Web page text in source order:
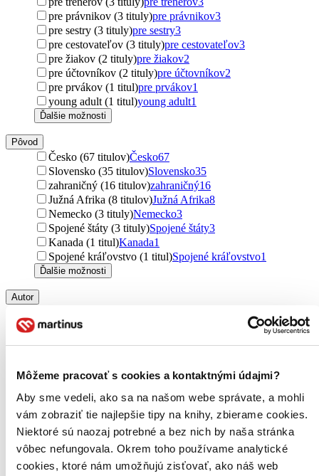
Môžeme pracovať s cookies a kontaktnými údajmi?
Aby sme vedeli, ako sa na našom webe správate, a mohli
vám zobraziť tie najlepšie tipy na knihy, zbierame cookies.
Niektoré sú naozaj potrebné a bez nich by naša stránka
vôbec nefungovala. Okrem toho používame analytické
cookies, ktoré nám umožňujú zisťovať, ako náš web
pre právnikov (3 tituly)pre právnikov3
pre sestry (3 tituly)pre sestry3
pre cestovateľov (3 tituly)pre cestovateľov3
pre žiakov (2 tituly)pre žiakov2
pre účtovníkov (2 tituly)pre účtovníkov2
pre prvákov (1 titul)pre prvákov1
young adult (1 titul)young adult1
Ďalšie možnosti
Pôvod
Česko (67 titulov)Česko67
Slovensko (35 titulov)Slovensko35
zahraničný (16 titulov)zahraničný16
Južná Afrika (8 titulov)Južná Afrika8
Nemecko (3 tituly)Nemecko3
Spojené štáty (3 tituly)Spojené štáty3
Kanada (1 titul)Kanada1
Spojené kráľovstvo (1 titul)Spojené kráľovstvo1
Ďalšie možnosti
Autor
Jiří Hlavenka (14 titulov)
Vondrák Zdeněk (11 titulov) Vondrák Zdeněk 11
Petr Broža (9 titulov)Petr Broža9
Alena Vondrušková (8 titulov) Alena Vondrušková 8
Jana Benešová (8 titulov)Jana Benešová8
Dušan Jílek (8 titulov)
Dušan Jílek 8
Miroslav Klíma (6 titulov)
Miroslav Klíma
Ivo Sedláček (6 titulov) Ivo Sedláček6
Jiří Kroužek (6 titulov)Jiří Kroužek6